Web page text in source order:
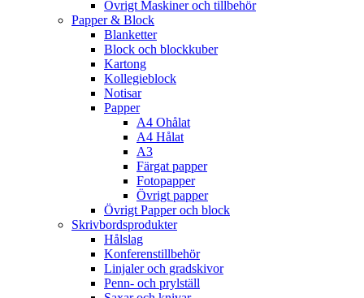
Övrigt Maskiner och tillbehör
Papper & Block
Blanketter
Block och blockkuber
Kartong
Kollegieblock
Notisar
Papper
A4 Ohålat
A4 Hålat
A3
Färgat papper
Fotopapper
Övrigt papper
Övrigt Papper och block
Skrivbordsprodukter
Hålslag
Konferenstillbehör
Linjaler och gradskivor
Penn- och prylställ